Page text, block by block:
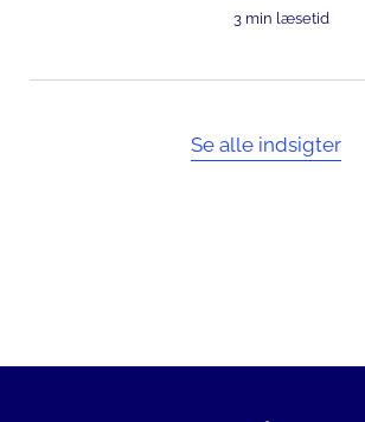
3 min læsetid
Se alle indsigter